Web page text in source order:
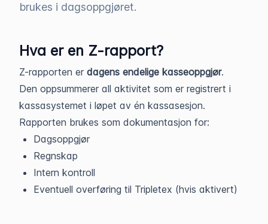
brukes i dagsoppgjøret.
Hva er en Z-rapport?
Z-rapporten er dagens endelige kasseoppgjør.
Den oppsummerer all aktivitet som er registrert i
kassasystemet i løpet av én kassasesjon.
Rapporten brukes som dokumentasjon for:
Dagsoppgjør
Regnskap
Intern kontroll
Eventuell overføring til Tripletex (hvis aktivert)